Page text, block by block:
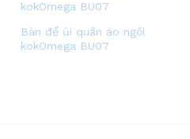
Bàn để ủi quần áo ngồi
kokOmega BU07